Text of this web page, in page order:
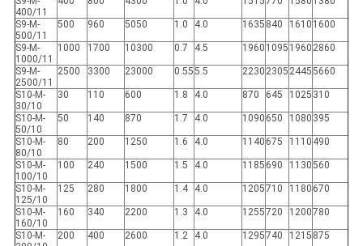
400/11
S9-M-
500/11
500 960 5050 1.0 4.0 1635 840 1610 1600
S9-M-
1000/11
1000 1700 10300 0.7 4.5 1960 1095 1960 2860
S9-M-
2500/11
2500 3300 23000 0.555.5 2230 2305 24455660
S10-M-
30/10
30 110 600 1.8 4.0 870 645 1025 310
S10-M-
50/10
50 140 870 1.7 4.0 1090 650 1080 395
S10-M-
80/10
80 200 1250 1.6 4.0 1140 675 1110 490
S10-M-
100/10
100 240 1500 1.5 4.0 1185 690 1130560
S10-M-
125/10
125 280 1800 1.4 4.0 1205710 1180 670
S10-M-
160/10
160 340 2200 1.3 4.0 1255720 1200780
S10-M-
200 400 2600 1.2 4.0 1295740 1215 875